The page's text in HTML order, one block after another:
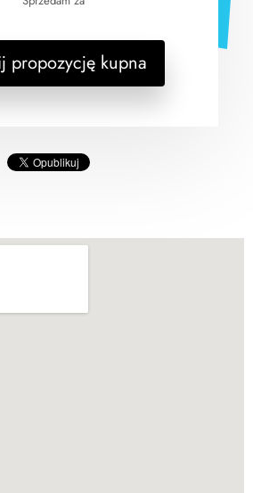
propozycję kupna